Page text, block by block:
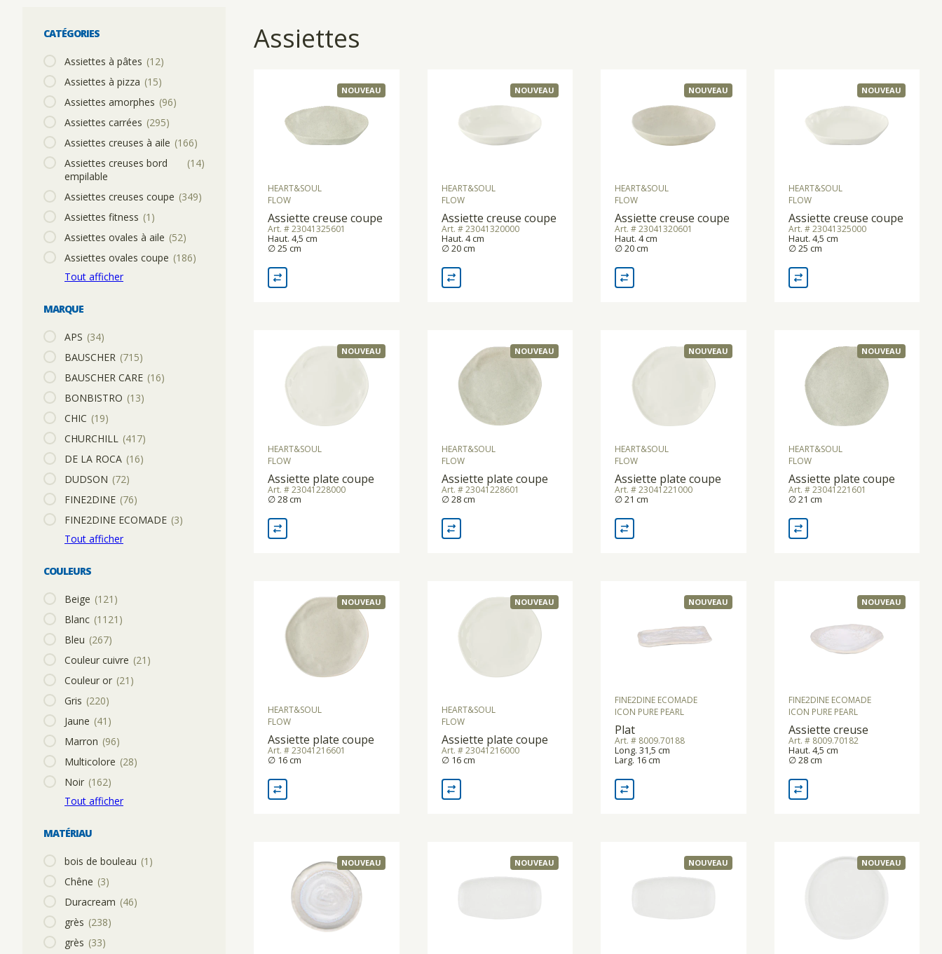
COUPE-LÉGUMES
BOISSONS CHAUDES
APPAREILS MÉNAGERS
RÉCHAUDS/FOURS
GRIL DE CONTACT/SALAMANDRE
RÉFRIGÉRATEURS/VITRINES RÉFRIGÉRÉES
APPAREIL À MOUSSER
FOURS À RACLETTE
TRANCHEURS
SOUS-VIDE
MIXER PLONGEANT/MIXER
PROFESSIONNEL/BLIXER
GRILLE-PAIN
APPAREILS DE MISE SOUS VIDE
APPAREILS CHAUFFANTS
GOBELETS
VERRES À PIED
HACCP
USTENSILES DE CUISINE
PÂTISSERIE
POÊLES ET CASSEROLES
PIZZA/PASTA
ACCESSOIRES DE SERVICE
USTENSILES DE SERVICE
PLATEAUX
ACCESSOIRES DE TABLE
VIN ET BAR
TEXTILES DE SERVICE
LINGES DE TABLE
HYGIÈNE
PLATE-MATE
CHARIOTS À GLISSIÈRES
MATÉRIEL DE NETTOYAGE
CHARIOT DE SERVICE
TRANSPORT DE BOISSOINS/ALIMENTS
CASIER À VERRES
CHARIOTS DISTRIBUTEURS
CHARIOTS DE TRANSPORT PLATEAUX
Nom A - Z
Nom Z - A
CATÉGORIES
Assiettes à pâtes (12)
Assiettes à pizza (15)
Assiettes amorphes (96)
Assiettes carrées (295)
Assiettes creuses à aile (166)
Assiettes creuses bord
empilable
(14)
Assiettes creuses coupe (349)
Assiettes fitness (1)
Assiettes ovales à aile (52)
Assiettes ovales coupe (186)
Tout afficher
MARQUE
APS (34)
BAUSCHER (715)
BAUSCHER CARE (16)
BONBISTRO (13)
CHIC (19)
CHURCHILL (417)
DE LA ROCA (16)
DUDSON (72)
FINE2DINE (76)
FINE2DINE ECOMADE (3)
Tout afficher
COULEURS
Beige (121)
Blanc (1121)
Bleu (267)
Couleur cuivre (21)
Couleur or (21)
Gris (220)
Jaune (41)
Marron (96)
Multicolore (28)
Noir (162)
Tout afficher
MATÉRIAU
bois de bouleau (1)
Chêne (3)
Duracream (46)
grès (238)
grès (33)
Assiettes
NOUVEAU
HEART&SOUL
FLOW
Assiette creuse coupe
Art. # 23041325601
Haut. 4,5 cm
∅ 25 cm
NOUVEAU
HEART&SOUL
FLOW
Assiette creuse coupe
Art. # 23041320000
Haut. 4 cm
∅ 20 cm
NOUVEAU
HEART&SOUL
FLOW
Assiette creuse coupe
Art. # 23041320601
Haut. 4 cm
∅ 20 cm
NOUVEAU
HEART&SOUL
FLOW
Assiette creuse coupe
Art. # 23041325000
Haut. 4,5 cm
∅ 25 cm
NOUVEAU
HEART&SOUL
FLOW
Assiette plate coupe
Art. # 23041228000
∅ 28 cm
NOUVEAU
HEART&SOUL
FLOW
Assiette plate coupe
Art. # 23041228601
∅ 28 cm
NOUVEAU
HEART&SOUL
FLOW
Assiette plate coupe
Art. # 23041221000
∅ 21 cm
NOUVEAU
HEART&SOUL
FLOW
Assiette plate coupe
Art. # 23041221601
∅ 21 cm
NOUVEAU
HEART&SOUL
FLOW
Assiette plate coupe
Art. # 23041216601
∅ 16 cm
NOUVEAU
HEART&SOUL
FLOW
Assiette plate coupe
Art. # 23041216000
∅ 16 cm
NOUVEAU
FINE2DINE ECOMADE
ICON PURE PEARL
Plat
Art. # 8009.70188
Long. 31,5 cm
Larg. 16 cm
NOUVEAU
FINE2DINE ECOMADE
ICON PURE PEARL
Assiette creuse
Art. # 8009.70182
Haut. 4,5 cm
∅ 28 cm
NOUVEAU NOUVEAU NOUVEAU NOUVEAU